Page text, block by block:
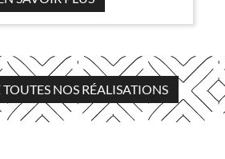
NOS RÉALISATIONS